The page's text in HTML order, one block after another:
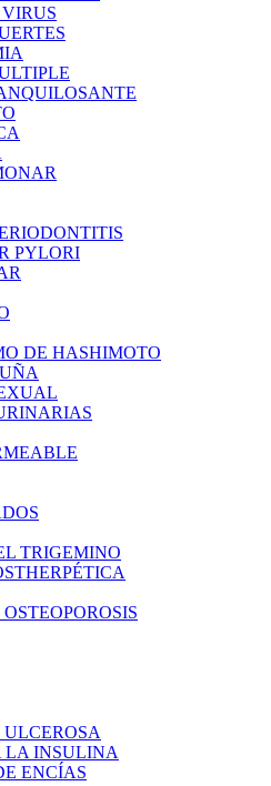
PYLORI
DE HASHIMOTO
TRIGEMINO
LA INSULINA
ENCÍAS